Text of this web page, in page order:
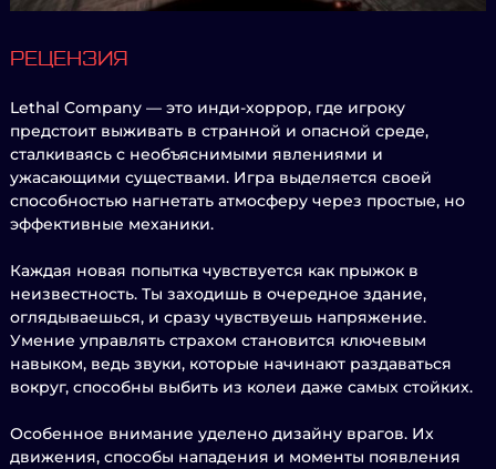
РЕЦЕНЗИЯ
Lethal Company — это инди-хоррор, где игроку
предстоит выживать в странной и опасной среде,
сталкиваясь с необъяснимыми явлениями и
ужасающими существами. Игра выделяется своей
способностью нагнетать атмосферу через простые, но
эффективные механики.
Каждая новая попытка чувствуется как прыжок в
неизвестность. Ты заходишь в очередное здание,
оглядываешься, и сразу чувствуешь напряжение.
Умение управлять страхом становится ключевым
навыком, ведь звуки, которые начинают раздаваться
вокруг, способны выбить из колеи даже самых стойких.
Особенное внимание уделено дизайну врагов. Их
движения, способы нападения и моменты появления